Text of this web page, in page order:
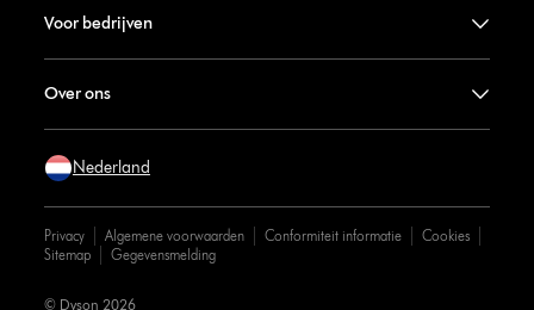
Voor bedrijven
Over ons
Nederland
Privacy Algemene voorwaarden Conformiteit informatie
Cookies
Sitemap
Gegevensmelding
© Dyson 2026